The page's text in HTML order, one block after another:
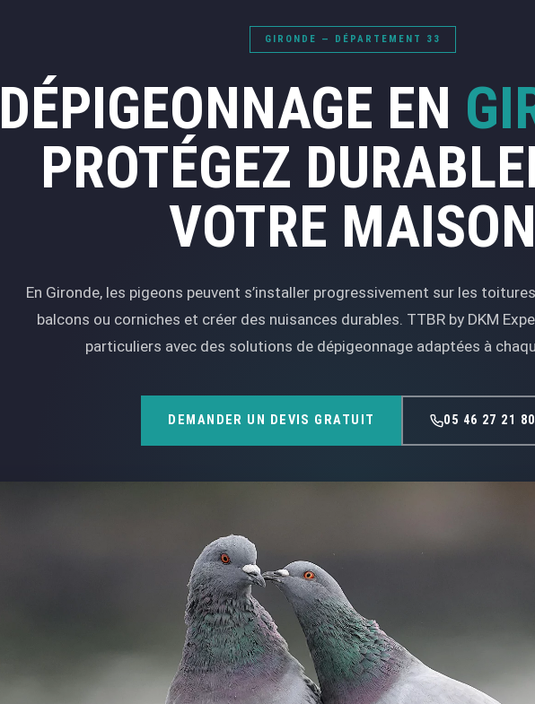
GIRONDE — DÉPARTEMENT 33
DÉPIGEONNAGE EN
PROTÉGEZ
VOTRE MAISON
En Gironde, les pigeons peuvent s’installer progressivement sur les
balcons ou corniches et créer des nuisances durables. TTBR by DKM
particuliers avec des solutions de dépigeonnage adaptées à
DEMANDER UN DEVIS GRATUIT 05 46 27 21 80